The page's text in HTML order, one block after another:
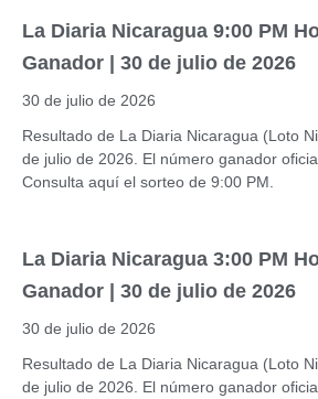
La Diaria Nicaragua 9:00 PM
Ganador | 30 de julio de 2026
30 de julio de 2026
Resultado de La Diaria Nicaragua (Loto
de julio de 2026. El número ganador
Consulta aquí el sorteo de 9:00 PM.
La Diaria Nicaragua 3:00 PM
Ganador | 30 de julio de 2026
30 de julio de 2026
Resultado de La Diaria Nicaragua (Loto
de julio de 2026. El número ganador